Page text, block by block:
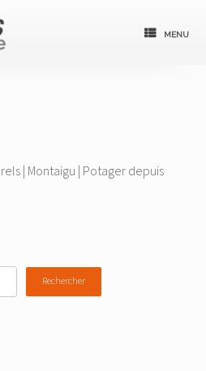
menu
| Montaigu | Potager depuis
Rechercher